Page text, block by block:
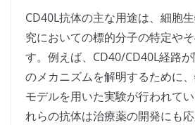
CD40L抗体の主な用途は、細胞
究においての標的分子の特定や
す。例えば、CD40/CD40L経路
のメカニズムを解明するために
モデルを用いた実験が行われて
れらの抗体は治療薬の開発にも